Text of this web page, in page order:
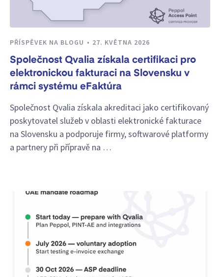
PŘÍSPĚVEK NA BLOGU 27. KVĚTNA 2026
Společnost Qvalia získala certifikaci pro
elektronickou fakturaci na Slovensku v
rámci systému eFaktúra
Společnost Qvalia získala akreditaci jako certifikovaný
poskytovatel služeb v oblasti elektronické fakturace
na Slovensku a podporuje firmy, softwarové platformy
a partnery při přípravě na …